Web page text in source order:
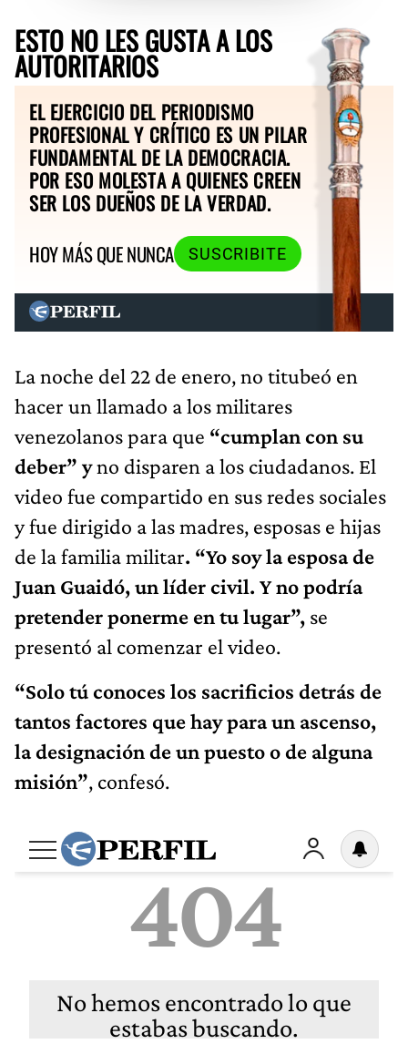
ESTO NO LES GUSTA A LOS
AUTORITARIOS
EL EJERCICIO DEL PERIODISMO
PROFESIONAL Y CRÍTICO ES UN PILAR
FUNDAMENTAL DE LA DEMOCRACIA.
POR ESO MOLESTA A QUIENES CREEN
SER LOS DUEÑOS DE LA VERDAD.
HOY MÁS QUE NUNCA
SUSCRIBITE
La noche del 22 de enero, no titubeó en
hacer un llamado a los militares
venezolanos para que “cumplan con su
deber” yno disparen a los ciudadanos. El
video fue compartido en sus redes sociales
y fue dirigido a las madres, esposas e hijas
de la familia militar. “Yo soy la esposa de
Juan Guaidó, un líder civil. Y no podría
pretender ponerme en tu lugar”, se
presentó al comenzar el video.
“Solo tú conoces los sacrificios detrás de
tantos factores que hay para un ascenso,
la designación de un puesto o de alguna
misión”, confesó.